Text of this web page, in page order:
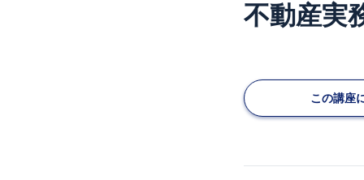
不動産実
この講座